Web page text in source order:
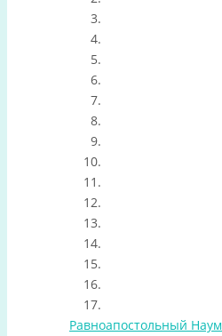
Равноапостольный Наум